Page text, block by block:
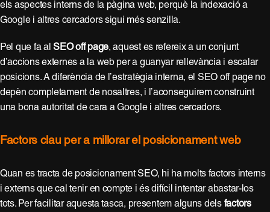
els aspectes interns de la pàgina web, perquè la indexació a
Google i altres cercadors sigui més senzilla.
Pel que fa alSEO off page, aquest es refereix a un conjunt
d’accions externes a la web per a guanyar rellevància i escalar
posicions. A diferència de l’estratègia interna, el SEO off page no
depèn completament de nosaltres, i l’aconseguirem construint
una bona autoritat de cara a Google i altres cercadors.
Factors clau per a millorar el posicionament web
Quan es tracta de posicionament SEO, hi ha molts factors interns
i externs que cal tenir en compte i és difícil intentar abastar-los
tots. Per facilitar aquesta tasca, presentem alguns dels factors